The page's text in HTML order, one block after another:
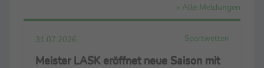
» Alle Meldungen
31.07.2026 Sportwetten
Meister LASK eröffnet neue Saison mit